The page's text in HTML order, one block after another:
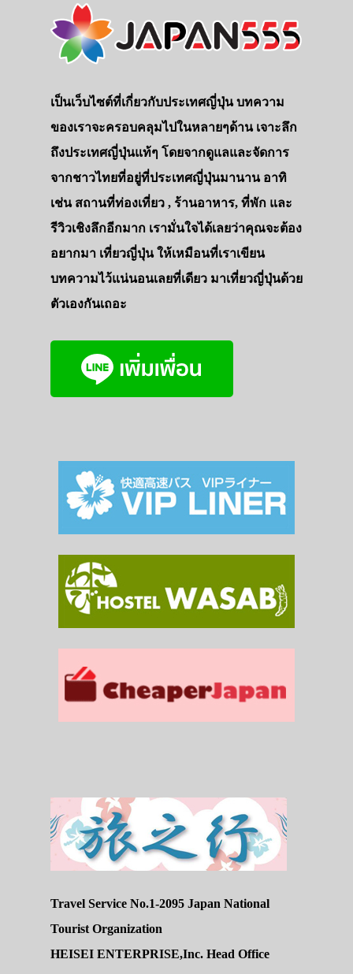
เป็นเว็บไซต์ที่เกี่ยวกับประเทศญี่ปุ่น บทความ
ของเราจะครอบคลุมไปในหลายๆด้าน เจาะลึก
ถึงประเทศญี่ปุ่นแท้ๆ โดยจากดูแลและจัดการ
จากชาวไทยที่อยู่ที่ประเทศญี่ปุ่นมานาน อาทิ
เช่น สถานที่ท่องเที่ยว , ร้านอาหาร, ที่พัก และ
รีวิวเชิงลึกอีกมาก เรามั่นใจได้เลยว่าคุณจะต้อง
อยากมา เที่ยวญี่ปุ่น ให้เหมือนที่เราเขียน
บทความไว้แน่นอนเลยที่เดียว มาเที่ยวญี่ปุ่นด้วย
ตัวเองกันเถอะ
Travel Service No.1-2095 Japan National
Tourist Organization
HEISEI ENTERPRISE,Inc. Head Office